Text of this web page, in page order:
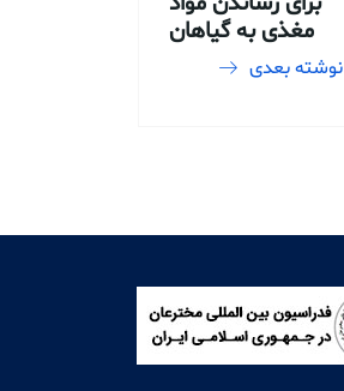
مغذی به گیاهان
نوشته بعدی